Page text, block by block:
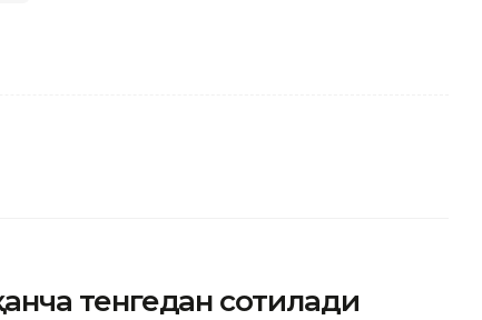
тенгедан сотилади